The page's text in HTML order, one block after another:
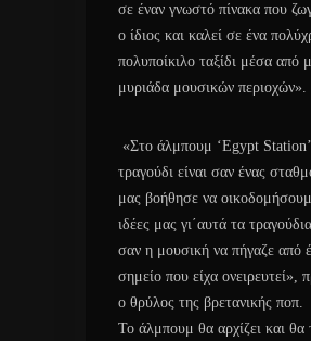
σε έναν γνωστό πίνακα που
ο ίδιος και καλεί σε ένα
πολυποίκιλο ταξίδι μέσα από
μυριάδα μουσικών περιοχών».
«Στο άλμπουμ ‘Egypt
τραγούδι είναι σαν ένας
μας βοήθησε να
ιδέες μας γι΄αυτά τα
σαν η μουσική να πήγαζε από
σημείο που είχα ονειρευτεί»,
ο θρύλος της βρετανικής ποπ.
Το άλμπουμ θα αρχίζει και θα